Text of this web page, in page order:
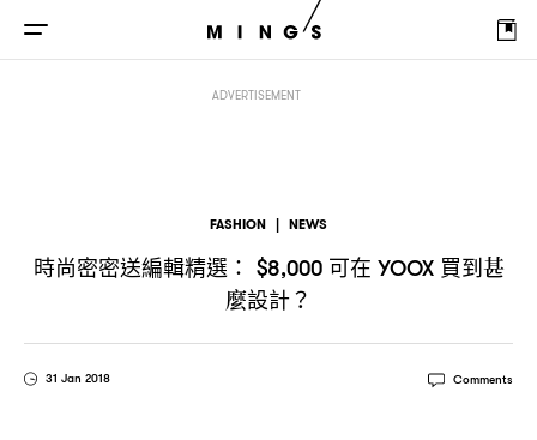
ADVERTISEMENT
FASHION | NEWS
時尚密密送編輯精選： $8,000 可在 YOOX 買到甚
麼設計？
31 Jan 2018 Comments
： $8,000 可在 YOOX買到甚麼設計